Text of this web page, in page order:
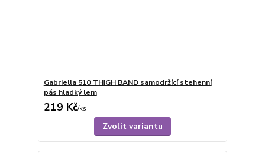
Gabriella 510 THIGH BAND samodržící stehenní
pás hladký lem
219 Kč/ks
Zvolit variantu